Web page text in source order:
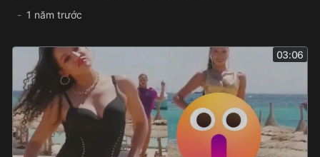
1 năm trước
03:06